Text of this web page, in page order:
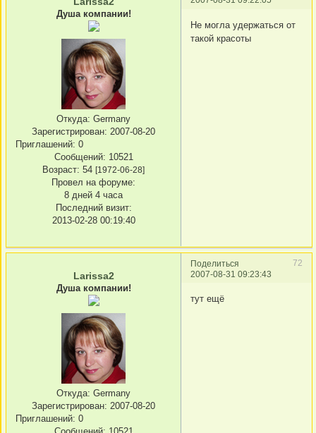
Душа компании!
Откуда: Germany
Зарегистрирован: 2007-08-20
Приглашений: 0
Сообщений: 10521
Возраст: 54 [1972-06-28]
Провел на форуме:
8 дней 4 часа
Последний визит:
2013-02-28 00:19:40
Не могла удержаться от
такой красоты
Поделиться
72
2007-08-31 09:23:43
Larissa2
Душа компании!
Откуда: Germany
Зарегистрирован: 2007-08-20
Приглашений: 0
тут ещё